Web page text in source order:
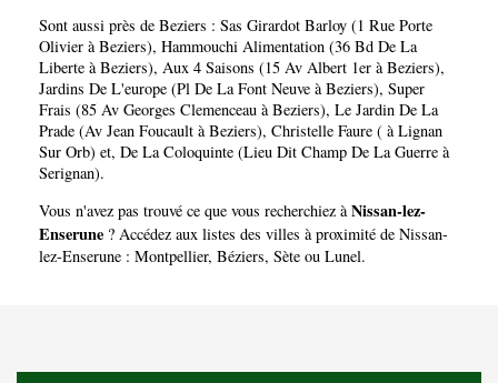
Sont aussi près de Beziers : Sas Girardot Barloy (1 Rue Porte
Olivier à Beziers), Hammouchi Alimentation (36 Bd De La
Liberte à Beziers), Aux 4 Saisons (15 Av Albert 1er à Beziers),
Jardins De L'europe (Pl De La Font Neuve à Beziers), Super
Frais (85 Av Georges Clemenceau à Beziers), Le Jardin De La
Prade (Av Jean Foucault à Beziers), Christelle Faure ( à Lignan
Sur Orb) et, De La Coloquinte (Lieu Dit Champ De La Guerre à
Serignan).
Vous n'avez pas trouvé ce que vous recherchiez àNissan-lez-
Enserune ? Accédez aux listes des villes à proximité de Nissan-
lez-Enserune : Montpellier, Béziers, Sète ou Lunel.